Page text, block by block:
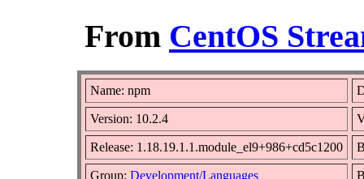
From CentOS
Name: npm
Version: 10.2.4
Release: 1.18.19.1.1.module_el9+986+cd5c1200
Group: Development/Languages